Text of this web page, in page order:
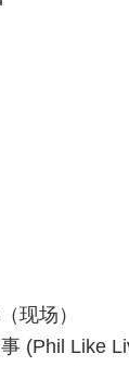
现场）
(Phil Like